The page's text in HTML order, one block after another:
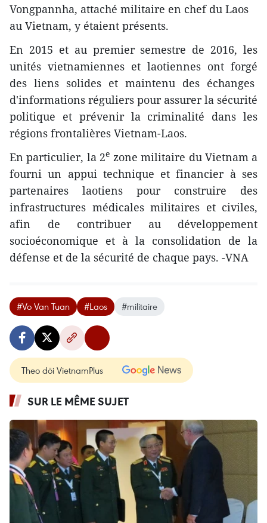
Vongpannha, attaché militaire en chef du Laos
au Vietnam, y étaient présents.
En 2015 et au premier semestre de 2016, les
unités vietnamiennes et laotiennes ont forgé
des liens solides et maintenu des échanges
d'informations réguliers pour assurer la sécurité
politique et prévenir la criminalité dans les
régions frontalières Vietnam-Laos.
En particulier, la 2e zone militaire du Vietnam a
fourni un appui technique et financier à ses
partenaires laotiens pour construire des
infrastructures médicales militaires et civiles,
afin de contribuer au développement
socioéconomique et à la consolidation de la
défense et de la sécurité de chaque pays. -VNA
#Vo Van Tuan #Laos #militaire
Theo dõi VietnamPlus
SUR LE MÊME SUJET